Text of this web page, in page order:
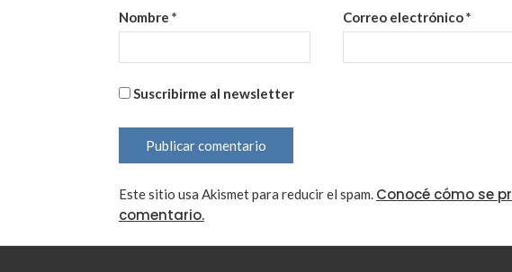
Nombre * Correo electrónico*
Suscribirme al newsletter
Este sitio usa Akismet para reducir el spam. Conocé cómo se
comentario.